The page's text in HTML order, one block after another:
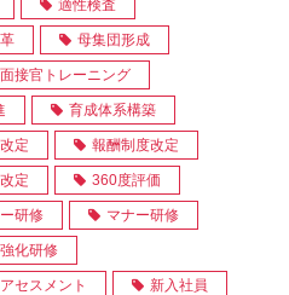
適性検査
母集団形成
面接官トレーニング
育成体系構築
定 報酬制度改定
定 360度評価
研修 マナー研修
強化研修
アセスメント 新入社員